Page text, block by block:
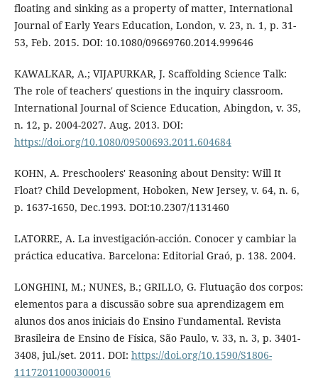
floating and sinking as a property of matter, International
Journal of Early Years Education, London, v. 23, n. 1, p. 31-
53, Feb. 2015. DOI: 10.1080/09669760.2014.999646
KAWALKAR, A.; VIJAPURKAR, J. Scaffolding Science Talk:
The role of teachers' questions in the inquiry classroom.
International Journal of Science Education, Abingdon, v. 35,
n. 12, p. 2004-2027. Aug. 2013. DOI:
https://doi.org/10.1080/09500693.2011.604684
KOHN, A. Preschoolers' Reasoning about Density: Will It
Float? Child Development, Hoboken, New Jersey, v. 64, n. 6,
p. 1637-1650, Dec.1993. DOI:10.2307/1131460
LATORRE, A. La investigación-acción. Conocer y cambiar la
práctica educativa. Barcelona: Editorial Graó, p. 138. 2004.
LONGHINI, M.; NUNES, B.; GRILLO, G. Flutuação dos corpos:
elementos para a discussão sobre sua aprendizagem em
alunos dos anos iniciais do Ensino Fundamental. Revista
Brasileira de Ensino de Física, São Paulo, v. 33, n. 3, p. 3401-
3408, jul./set. 2011. DOI: https://doi.org/10.1590/S1806-
11172011000300016